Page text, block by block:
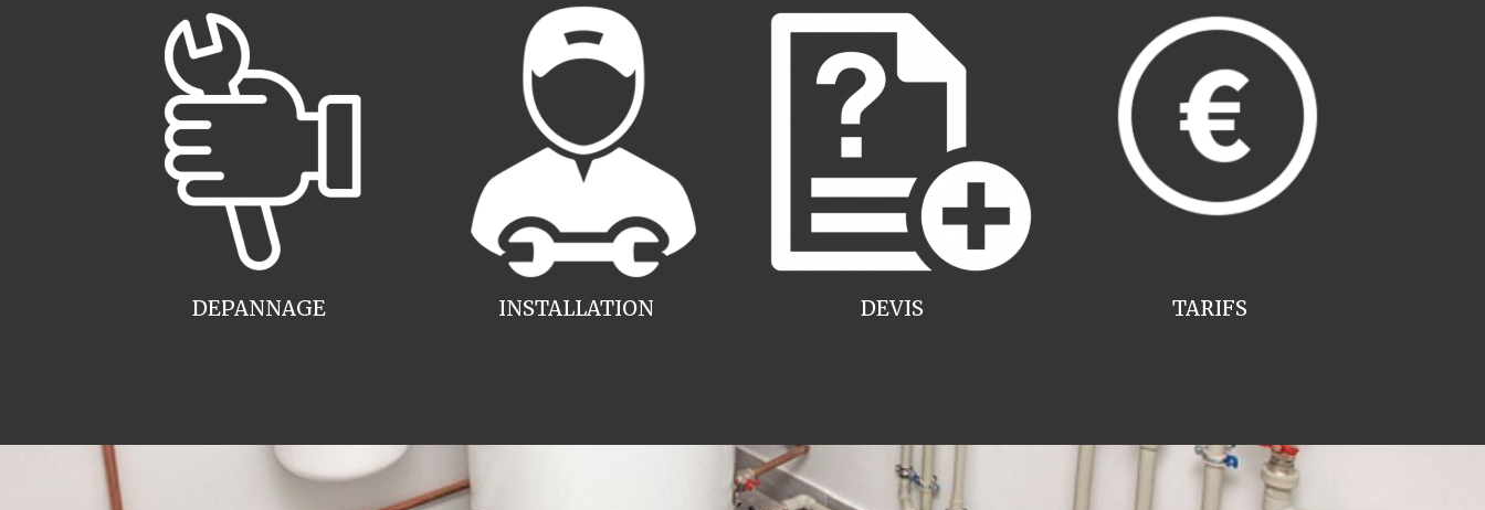
INSTALLATION
DEPANNAGE TARIFS
DEVIS